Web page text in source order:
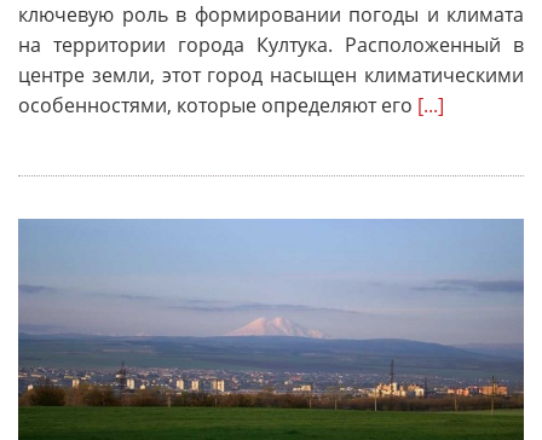
ключевую роль в формировании погоды и климата
на территории города Култука. Расположенный в
центре земли, этот город насыщен климатическими
особенностями, которые определяют его [...]